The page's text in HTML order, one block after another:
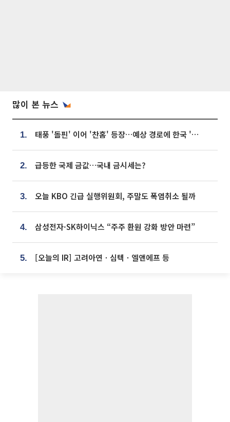
많이 본 뉴스
1. 태풍 '돌핀' 이어 '찬홈' 등장…예상 경로에 한국 '한숨'
2. 급등한 국제 금값…국내 금시세는?
3. 오늘 KBO 긴급 실행위원회, 주말도 폭염취소 될까
4. 삼성전자·SK하이닉스 “주주 환원 강화 방안 마련”
5. [오늘의 IR] 고려아연ㆍ심텍ㆍ엘앤에프 등